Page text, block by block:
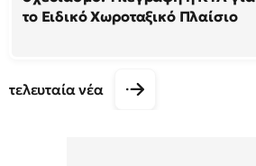
το Ειδικό Χωροταξικό Πλαίσιο
τελευταία νέα